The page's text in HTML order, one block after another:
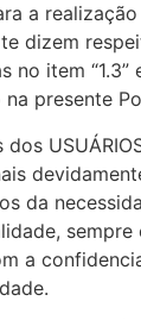
a
dizem
no item “1.3”
presente
da
sempre
a